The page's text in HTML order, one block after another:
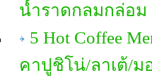
น้ำราดกลมกล่อม
5 Hot Coffee
คาปูชิโน่/ลาเต้/ม